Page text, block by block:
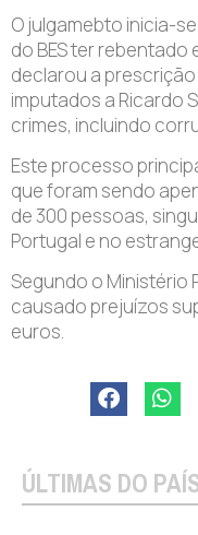
O julgamebto inicia-
do BES ter rebentado
declarou a prescrição
imputados a Ricardo
crimes, incluindo
Este processo
que foram sendo
de 300 pessoas,
Portugal e no
Segundo o Ministério
causado prejuízos
euros.
ÚLTIMAS DO